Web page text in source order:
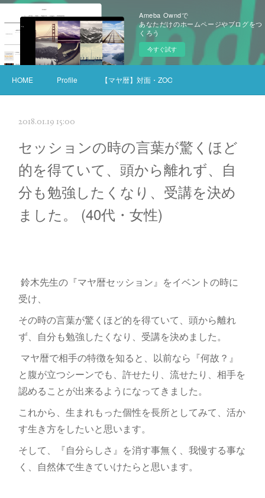
Ameba Owndで
あなただけのホームページやブログをつ
くろう
今すぐ試す
HOME Profile 【マヤ暦】対面・ZOOMセッション
2018.01.19 15:00
セッションの時の言葉が驚くほど
的を得ていて、頭から離れず、自
分も勉強したくなり、受講を決め
ました。 (40代・女性)
鈴木先生の『マヤ暦セッション』をイベントの時に
受け、
その時の言葉が驚くほど的を得ていて、頭から離れ
ず、自分も勉強したくなり、受講を決めました。
マヤ暦で相手の特徴を知ると、以前なら『何故？』
と腹が立つシーンでも、許せたり、流せたり、相手を
認めることが出来るようになってきました。
これから、生まれもった個性を長所としてみて、活か
す生き方をしたいと思います。
そして、『自分らしさ』を消す事無く、我慢する事な
く、自然体で生きていけたらと思います。